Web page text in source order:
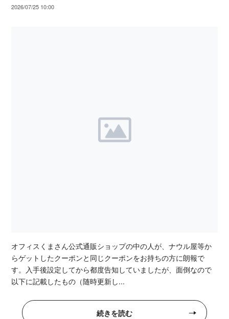
2026/07/25 10:00
オフィスくまさん公式通販ショップの中の人が、ナウル屋等か
らゲットしたクーポンと同じクーポンをお持ちの方に朗報で
す。入手後設定してから都度告知していましたが、面倒なので
以下に記載したもの（随時更新し...
続きを読む